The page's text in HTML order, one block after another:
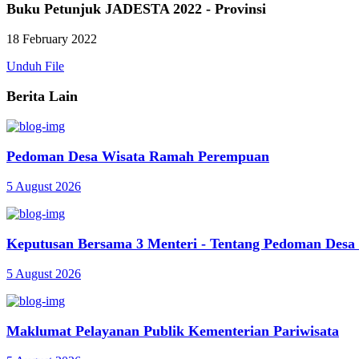
Buku Petunjuk JADESTA 2022 - Provinsi
18 February 2022
Unduh File
Berita Lain
Pedoman Desa Wisata Ramah Perempuan
5 August 2026
Keputusan Bersama 3 Menteri - Tentang Pedoman
5 August 2026
Maklumat Pelayanan Publik Kementerian Pariwisata